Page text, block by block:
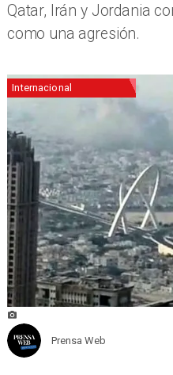
Qatar, Irán y Jordania
como una agresión.
Internacional
Prensa Web